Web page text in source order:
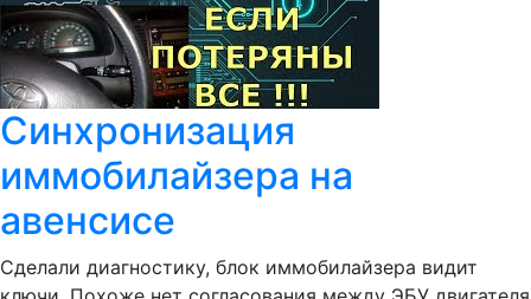
Синхронизация
иммобилайзера на
авенсисе
Сделали диагностику, блок иммобилайзера видит